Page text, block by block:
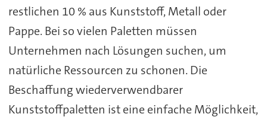
restlichen 10 % aus Kunststoff, Metall oder
Pappe. Bei so vielen Paletten müssen
Unternehmen nach Lösungen suchen, um
natürliche Ressourcen zu schonen. Die
Beschaffung wiederverwendbarer
Kunststoffpaletten ist eine einfache Möglichkeit,